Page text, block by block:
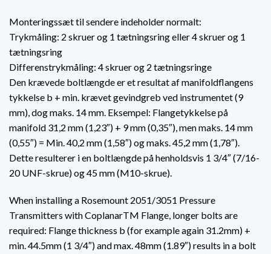
Monteringssæt til sendere indeholder normalt:
Trykmåling: 2 skruer og 1 tætningsring eller 4 skruer og 1
tætningsring
Differenstrykmåling: 4 skruer og 2 tætningsringe
Den krævede boltlængde er et resultat af manifoldflangens
tykkelse b + min. krævet gevindgreb ved instrumentet (9
mm), dog maks. 14 mm. Eksempel: Flangetykkelse på
manifold 31,2 mm (1,23″) + 9 mm (0,35″), men maks. 14 mm
(0,55″) = Min. 40,2 mm (1,58″) og maks. 45,2 mm (1,78″).
Dette resulterer i en boltlængde på henholdsvis 1 3/4″ (7/16-
20 UNF-skrue) og 45 mm (M10-skrue).
When installing a Rosemount 2051/3051 Pressure
Transmitters with CoplanarTM Flange, longer bolts are
required: Flange thickness b (for example again 31.2mm) +
min. 44.5mm (1 3/4″) and max. 48mm (1.89″) results in a bolt